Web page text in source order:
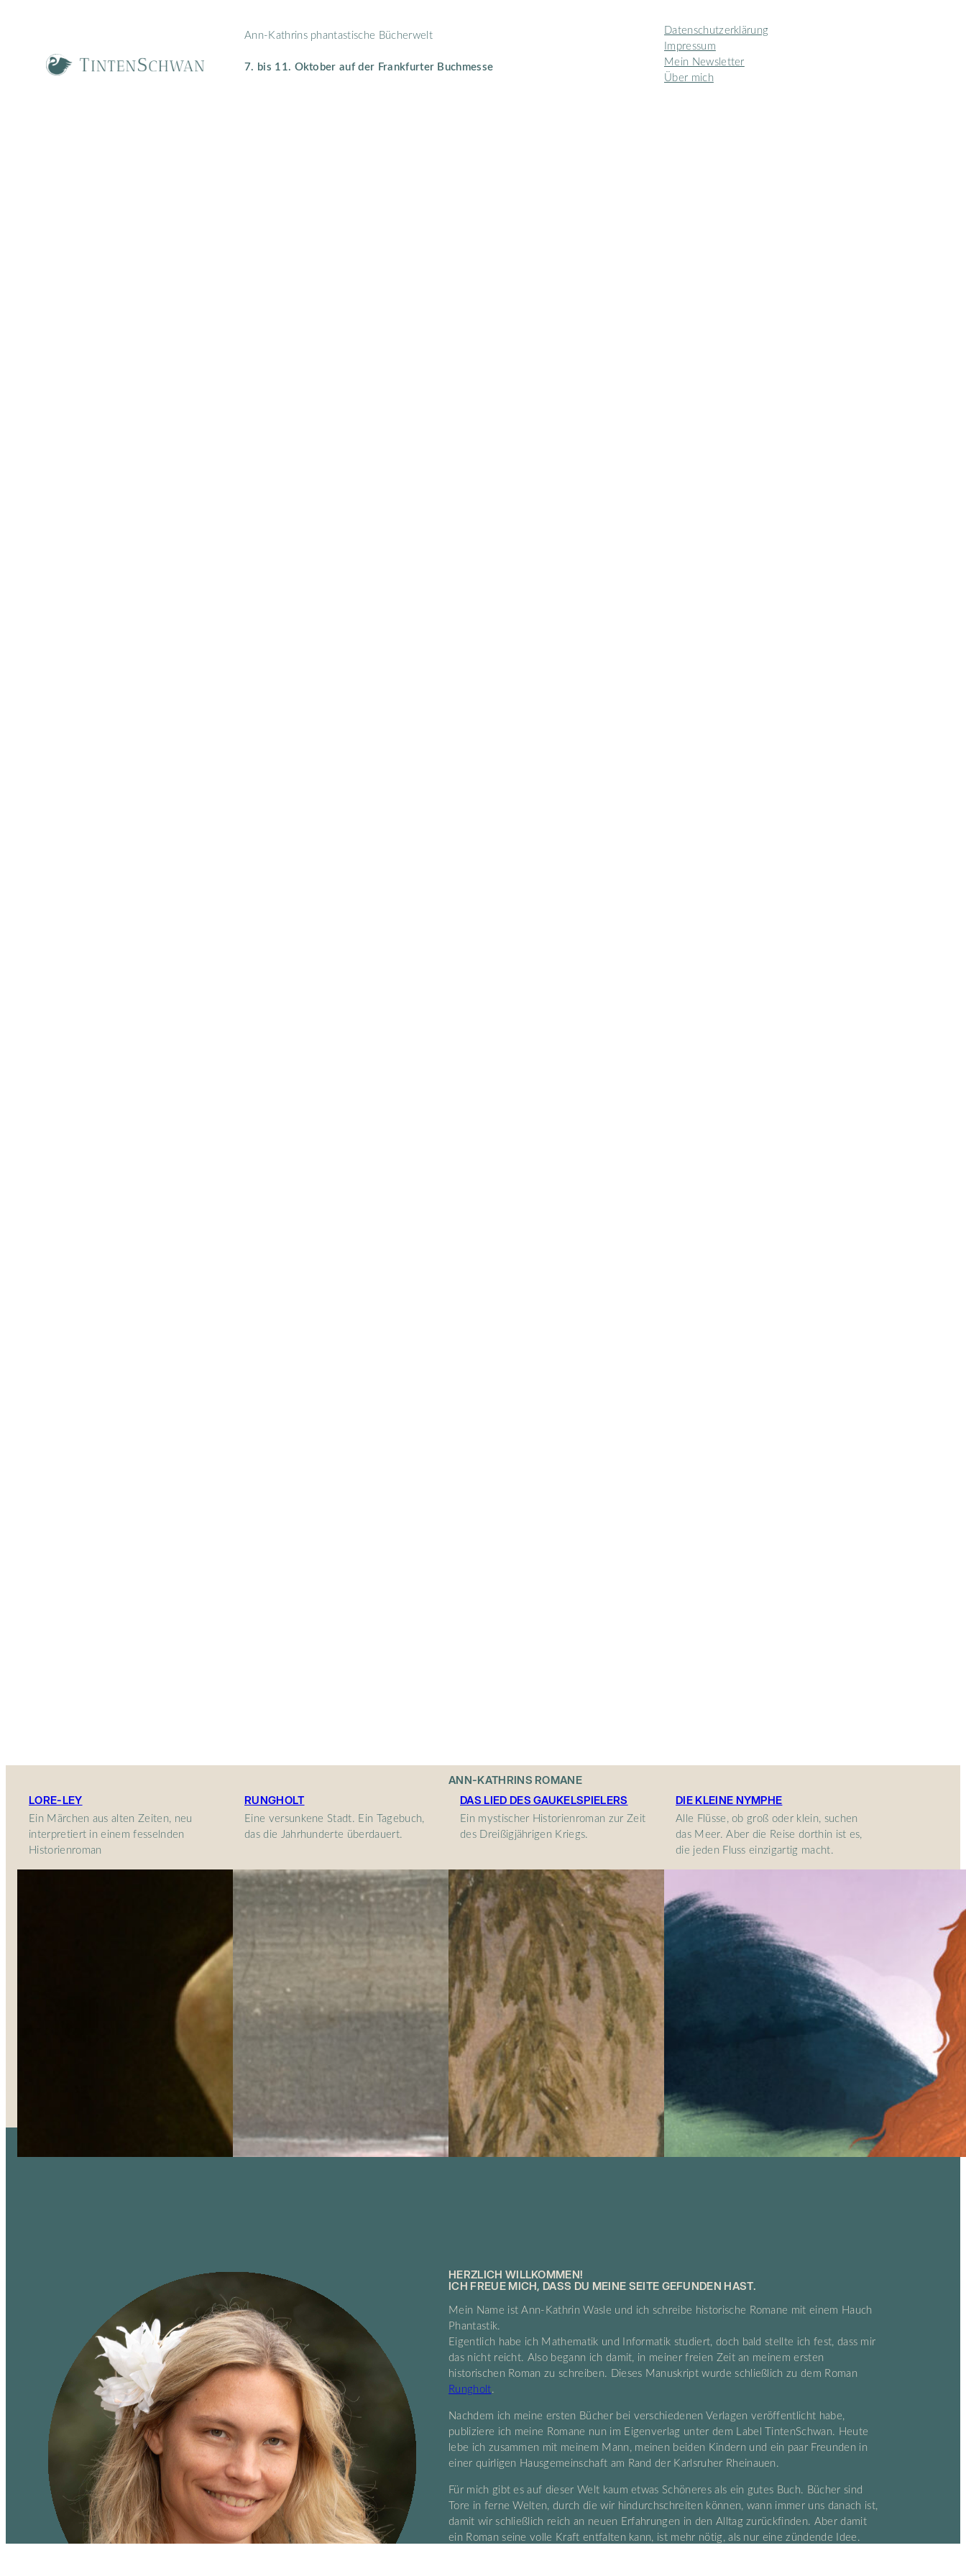
Ann-Kathrins phantastische Bücherwelt
7. bis 11. Oktober auf der Frankfurter Buchmesse
Datenschutzerklärung
Impressum
Mein Newsletter
Über mich
ANN-KATHRINS ROMANE
LORE-LEY
Ein Märchen aus alten Zeiten, neu
interpretiert in einem fesselnden
Historienroman
RUNGHOLT
Eine versunkene Stadt. Ein Tagebuch,
das die Jahrhunderte überdauert.
DAS LIED DES GAUKELSPIELERS
Ein mystischer Historienroman zur Zeit
des Dreißigjährigen Kriegs.
DIE KLEINE NYMPHE
Alle Flüsse, ob groß oder klein, suchen
das Meer. Aber die Reise dorthin ist es,
die jeden Fluss einzigartig macht.
HERZLICH WILLKOMMEN!
ICH FREUE MICH, DASS DU MEINE SEITE GEFUNDEN HAST.
Mein Name ist Ann-Kathrin Wasle und ich schreibe historische Romane mit einem Hauch
Phantastik.
Eigentlich habe ich Mathematik und Informatik studiert, doch bald stellte ich fest, dass mir
das nicht reicht. Also begann ich damit, in meiner freien Zeit an meinem ersten
historischen Roman zu schreiben. Dieses Manuskript wurde schließlich zu dem Roman
Rungholt.
Nachdem ich meine ersten Bücher bei verschiedenen Verlagen veröffentlicht habe,
publiziere ich meine Romane nun im Eigenverlag unter dem Label TintenSchwan. Heute
lebe ich zusammen mit meinem Mann, meinen beiden Kindern und ein paar Freunden in
einer quirligen Hausgemeinschaft am Rand der Karlsruher Rheinauen.
Für mich gibt es auf dieser Welt kaum etwas Schöneres als ein gutes Buch. Bücher sind
Tore in ferne Welten, durch die wir hindurchschreiten können, wann immer uns danach ist,
damit wir schließlich reich an neuen Erfahrungen in den Alltag zurückfinden. Aber damit
ein Roman seine volle Kraft entfalten kann, ist mehr nötig, als nur eine zündende Idee.